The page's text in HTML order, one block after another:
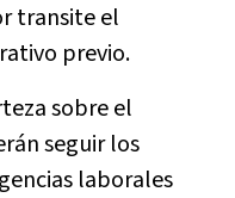
transite el
previo.
sobre el
seguir los
laborales